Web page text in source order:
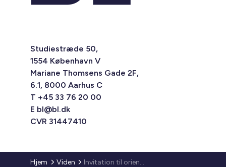
Studiestræde 50,
1554 København V
Mariane Thomsens Gade 2F,
6.1, 8000 Aarhus C
T +45 33 76 20 00
E bl@bl.dk
CVR 31447410
Hjem Viden Invitation til orienteringsmøde om Skifteportalen - nyt system til behandling af skiftesager